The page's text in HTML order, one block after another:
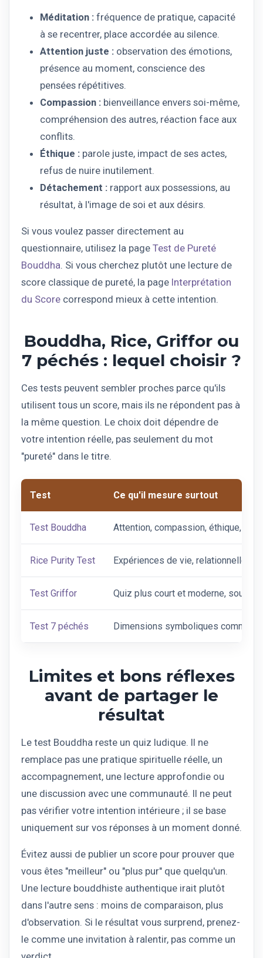
Méditation : fréquence de pratique, capacité
à se recentrer, place accordée au silence.
Attention juste : observation des émotions,
présence au moment, conscience des
pensées répétitives.
Compassion : bienveillance envers soi-même,
compréhension des autres, réaction face aux
conflits.
Éthique : parole juste, impact de ses actes,
refus de nuire inutilement.
Détachement : rapport aux possessions, au
résultat, à l'image de soi et aux désirs.
Si vous voulez passer directement au
questionnaire, utilisez la page Test de Pureté
Bouddha . Si vous cherchez plutôt une lecture de
score classique de pureté, la page Interprétation
du Score correspond mieux à cette intention.
Bouddha, Rice, Griffor ou
7 péchés : lequel choisir ?
Ces tests peuvent sembler proches parce qu'ils
utilisent tous un score, mais ils ne répondent pas à
la même question. Le choix doit dépendre de
votre intention réelle, pas seulement du mot
"pureté" dans le titre.
Test Ce qu'il mesure surtout
Test Bouddha Attention, compassion, éthique,
Rice Purity Test Expériences de vie, relationnelles,
Test Griffor Quiz plus court et moderne,
Test 7 péchés Dimensions symboliques comme
Limites et bons réflexes
avant de partager le
résultat
Le test Bouddha reste un quiz ludique. Il ne
remplace pas une pratique spirituelle réelle, un
accompagnement, une lecture approfondie ou
une discussion avec une communauté. Il ne peut
pas vérifier votre intention intérieure ; il se base
uniquement sur vos réponses à un moment donné.
Évitez aussi de publier un score pour prouver que
vous êtes "meilleur" ou "plus pur" que quelqu'un.
Une lecture bouddhiste authentique irait plutôt
dans l'autre sens : moins de comparaison, plus
d'observation. Si le résultat vous surprend, prenez-
le comme une invitation à ralentir, pas comme un